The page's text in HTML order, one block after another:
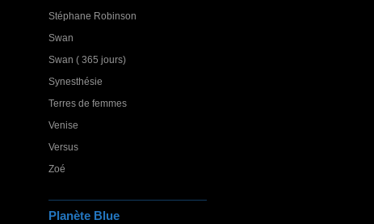
Stéphane Robinson
Swan
Swan ( 365 jours)
Synesthésie
Terres de femmes
Venise
Versus
Zoé
Planète Blue